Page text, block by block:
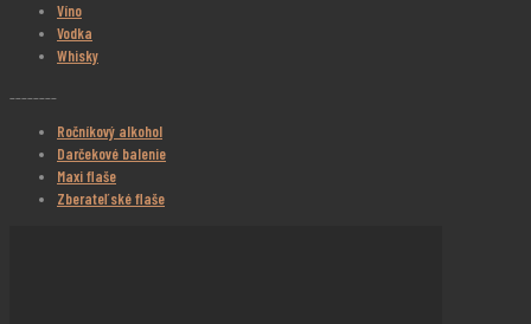
Víno
Vodka
Whisky
________
Ročníkový alkohol
Darčekové balenie
Maxi flaše
Zberateľské flaše